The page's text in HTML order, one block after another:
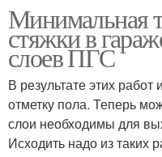
Минимальная
стяжки в
слоев ПГС
В результате этих
отметку пола. Теперь
слои необходимы для
Исходить надо из таких